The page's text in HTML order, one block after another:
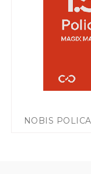
NOBIS